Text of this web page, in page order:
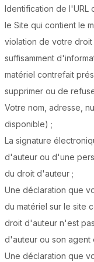
Identification de l'URL
le Site qui contient le
violation de votre
suffisamment
matériel contrefait
supprimer ou de
Votre nom, adresse,
disponible) ;
La signature
d'auteur ou d'une
du droit d'auteur ;
Une déclaration que
du matériel sur le site
droit d'auteur n'est
d'auteur ou son agent
Une déclaration que